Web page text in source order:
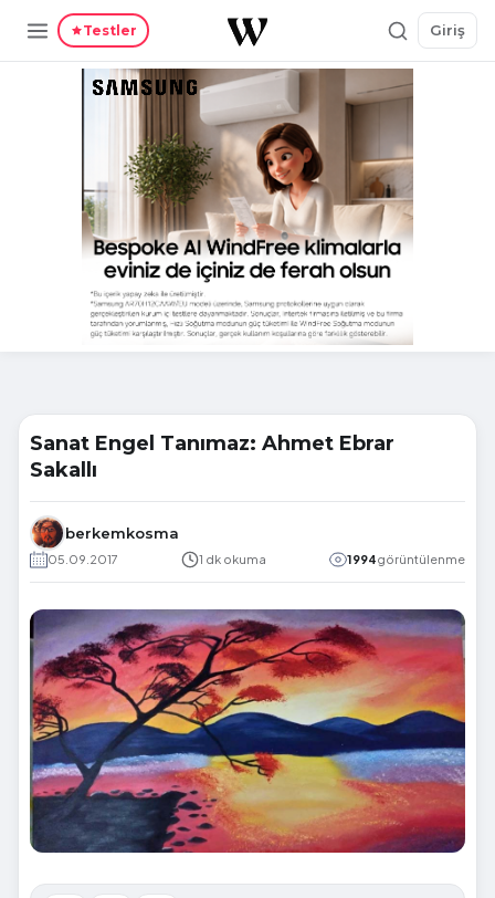
Testler Giriş
Sanat Engel Tanımaz: Ahmet Ebrar
Sakallı
berkemkosma
05.09.2017 1 dk okuma 1994görüntülenme